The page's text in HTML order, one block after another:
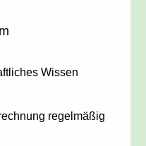
Wissen
regelmäßig